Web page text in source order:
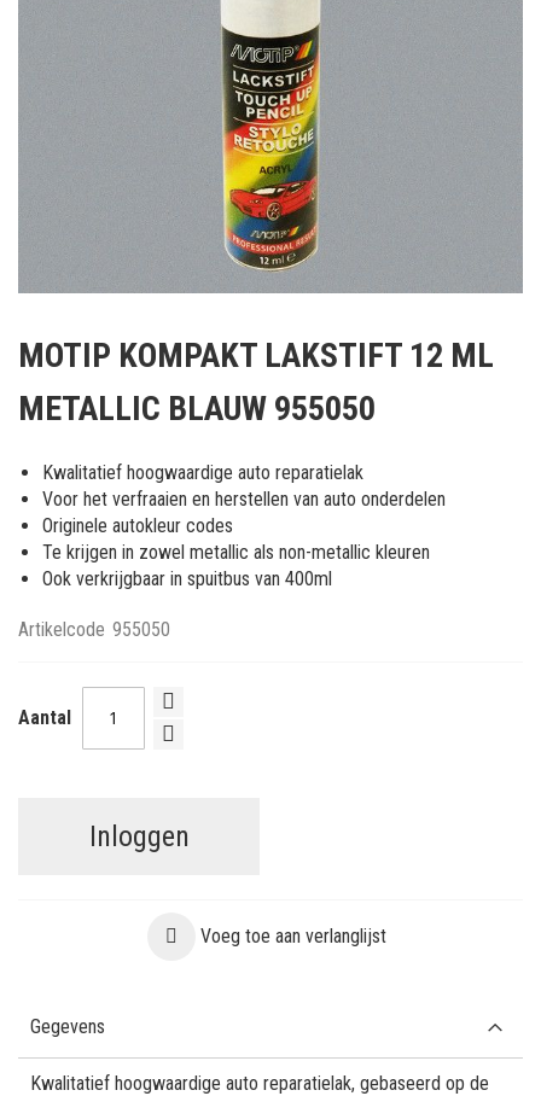
het
van
afbeeldingen-
gallerij
MOTIP KOMPAKT LAKSTIFT 12 ML
METALLIC BLAUW 955050
Kwalitatief hoogwaardige auto reparatielak
Voor het verfraaien en herstellen van auto onderdelen
Originele autokleur codes
Te krijgen in zowel metallic als non-metallic kleuren
Ook verkrijgbaar in spuitbus van 400ml
Artikelcode 955050
Aantal
Inloggen
Voeg toe aan verlanglijst
Gegevens
Kwalitatief hoogwaardige auto reparatielak, gebaseerd op de